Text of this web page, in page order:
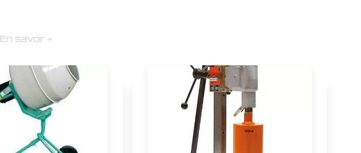
En savoir +